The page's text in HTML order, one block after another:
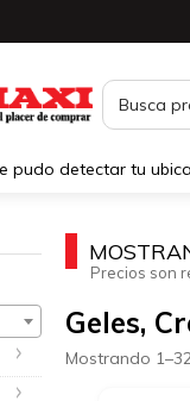
pudo detectar tu
Precios son
Geles,
Mostrando